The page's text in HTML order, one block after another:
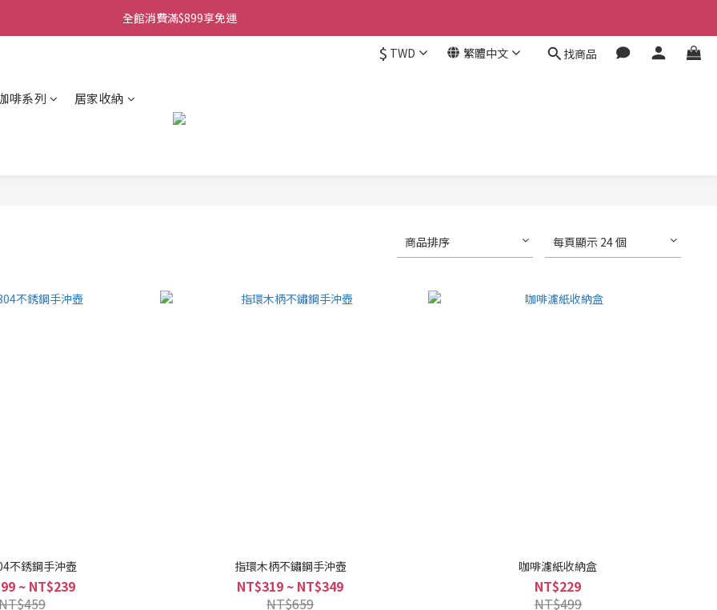
全館消費滿$899享免運
$ TWD 繁體中文 找商品
啡系列 居家收納
商品排序 每頁顯示 24 個
不銹鋼手沖壺
~ NT$239
指環木柄不鏽鋼手沖壺
NT$319 ~ NT$349
NT$659
咖啡濾紙收納盒
NT$229
NT$499